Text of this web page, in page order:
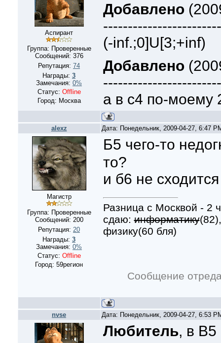
Аспирант
Группа: Проверенные
Сообщений: 376
Репутация: 74
Награды: 3
Замечания: 0%
Статус: Offline
Город: Москва
Добавлено
(-inf.;0]U[3;+inf)
Добавлено
а в с4 по-моему
alexz Дата: Понедельник, 2009-04-27, 6:47
Магистр
Группа: Проверенные
Сообщений: 200
Репутация: 20
Награды: 3
Замечания: 0%
Статус: Offline
Город: 59регион
Б5 чего-то
то?
и б6 не
Разница с Москвой - 2
сдаю:информатику
физику(60 бля)
Сообщение
nvse Дата: Понедельник, 2009-04-27, 6:53
Любитель, в B5